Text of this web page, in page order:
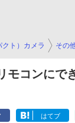
ト）カメラ その
コンにで
はてブ